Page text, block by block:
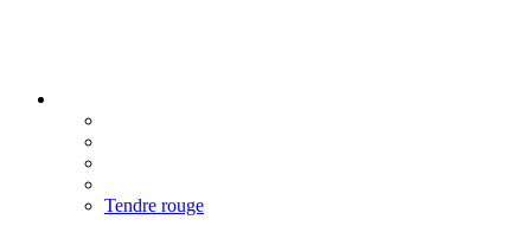
Tendre rouge